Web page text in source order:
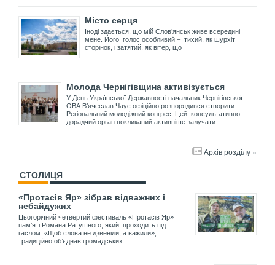
Місто серця
Іноді здається, що мій Слов’янськ живе всередині
мене. Його голос особливий – тихий, як шурхіт
сторінок, і затятий, як вітер, що
Молода Чернігівщина активізується
У День Української Державності начальник Чернігівської
ОВА В’ячеслав Чаус офіційно розпорядився створити
Регіональний молодіжний конгрес. Цей консультативно-
дорадчий орган покликаний активніше залучати
Архів розділу »
СТОЛИЦЯ
«Протасів Яр» зібрав відважних і
небайдужих
Цьогорічний четвертий фестиваль «Протасів Яр»
пам’яті Романа Ратушного, який проходить під
гаслом: «Щоб слова не дзвеніли, а важили»,
традиційно об’єднав громадських